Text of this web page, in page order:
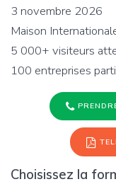
3 novembre 2026
Maison
5 000+ visiteurs
100 entreprises
Choisissez la